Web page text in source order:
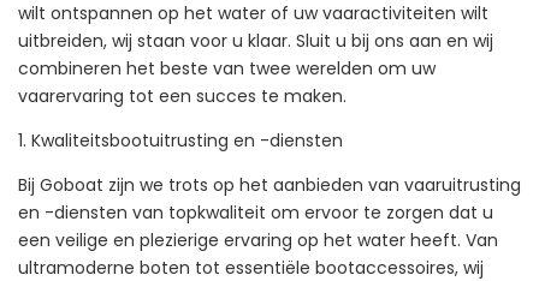
wilt ontspannen op het water of uw vaaractiviteiten wilt
uitbreiden, wij staan ​​voor u klaar. Sluit u bij ons aan en wij
combineren het beste van twee werelden om uw
vaarervaring tot een succes te maken.
1. Kwaliteitsbootuitrusting en -diensten
Bij Goboat zijn we trots op het aanbieden van vaaruitrusting
en -diensten van topkwaliteit om ervoor te zorgen dat u
een veilige en plezierige ervaring op het water heeft. Van
ultramoderne boten tot essentiële bootaccessoires, wij